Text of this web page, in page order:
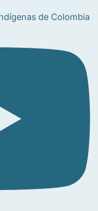
indígenas de Colombia